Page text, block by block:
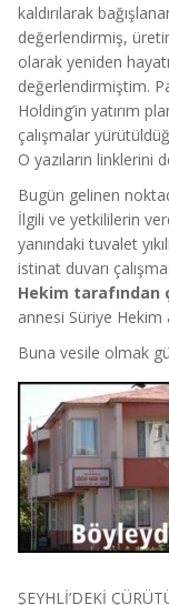
kaldırılarak
değerlendirmiş,
olarak yeniden
değerlendirmiştim.
Holding’in yatırım
çalışmalar
O yazıların linklerini
Bugün gelinen
İlgili ve yetkililerin
yanındaki tuvalet
istinat duvarı
Hekim tarafından
annesi Süriye Hekim
Buna vesile olmak
ŞEYHLİ’DEKİ